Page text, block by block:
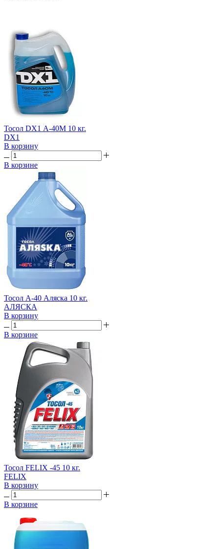
Тосол DX1 А-40М 10 кг.
DX1
В корзину
В корзине
Тосол А-40 Аляска 10 кг.
АЛЯСКА
В корзину
В корзине
Тосол FELIX -45 10 кг.
FELIX
В корзину
В корзине